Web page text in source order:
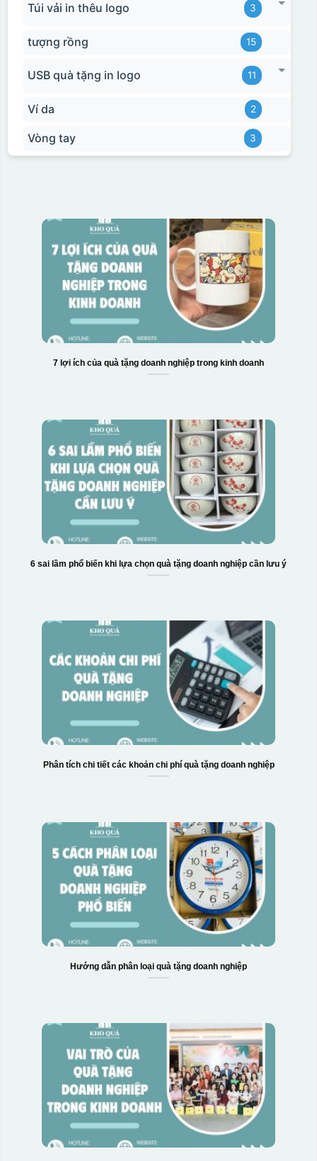
Hộp xi 2 cốc
Hộp xi biểu trưng
Túi vải in thêu logo 3
tượng rồng 15
USB quà tặng in logo 11
Ví da 2
Vòng tay 3
7 lợi ích của quà tặng doanh nghiệp trong kinh doanh
6 sai lầm phổ biến khi lựa chọn quà tặng doanh nghiệp cần lưu ý
Phân tích chi tiết các khoản chi phí quà tặng doanh nghiệp
Hướng dẫn phân loại quà tặng doanh nghiệp